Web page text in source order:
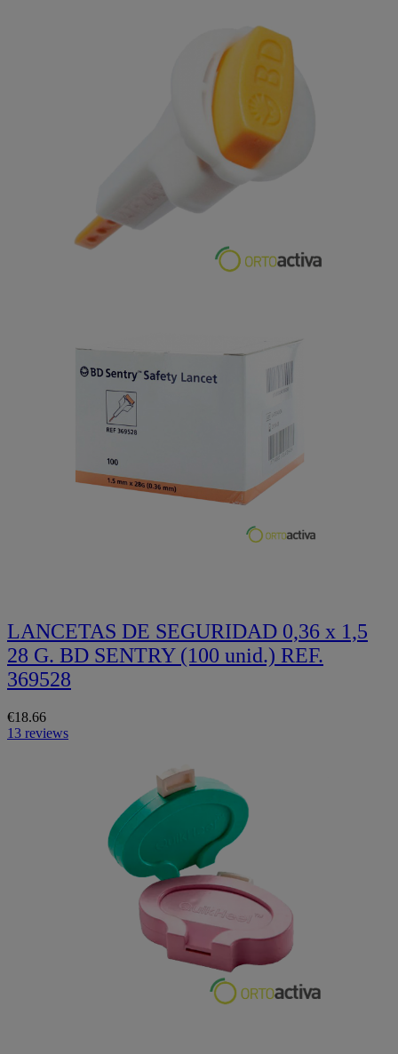
LANCETAS DE SEGURIDAD 0,36 x 1,5
28 G. BD SENTRY (100 unid.) REF.
369528
€18.66
13 reviews